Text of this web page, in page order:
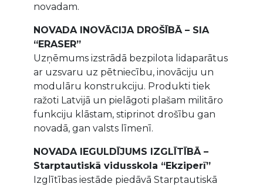
novadam.
NOVADA INOVĀCIJA DROŠĪBĀ – SIA
“ERASER”
Uzņēmums izstrādā bezpilota lidaparātus
ar uzsvaru uz pētniecību, inovāciju un
modulāru konstrukciju. Produkti tiek
ražoti Latvijā un pielāgoti plašam militāro
funkciju klāstam, stiprinot drošību gan
novadā, gan valsts līmenī.
NOVADA IEGULDĪJUMS IZGLĪTĪBĀ –
Starptautiskā vidusskola “Ekziperī”
Izglītības iestāde piedāvā Starptautiskā